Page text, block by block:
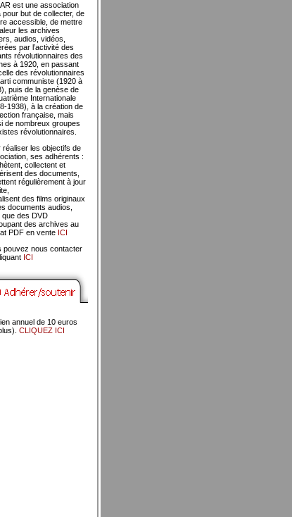
est une association
pour but de collecter, de
accessible, de mettre
les archives
audios, vidéos,
par l’activité des
révolutionnaires des
à 1920, en passant
des révolutionnaires
communiste (1920 à
puis de la genèse de
Internationale
1938), à la création de
française, mais
de nombreux groupes
révolutionnaires.
réaliser les objectifs de
ses adhérents :
collectent et
des documents,
régulièrement à jour
des films originaux
documents audios,
que des DVD
des archives au
PDF en vente ICI
pouvez nous contacter
ICI
annuel de 10 euros
CLIQUEZ ICI